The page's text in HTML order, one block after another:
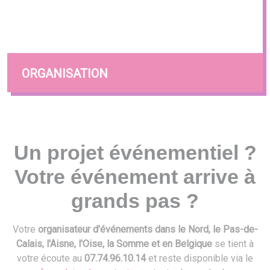
ORGANISATION
Un projet événementiel ?
Votre événement arrive à
grands pas ?
Votre organisateur d'événements dans le Nord, le Pas-de-
Calais, l'Aisne, l'Oise, la Somme et en Belgique se tient à
votre écoute au 07.74.96.10.14et reste disponible via le